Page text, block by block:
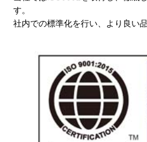
す。
社内での標準化を行い、より良い